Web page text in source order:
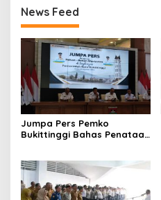
News Feed
Jumpa Pers Pemko
Bukittinggi Bahas Penataan